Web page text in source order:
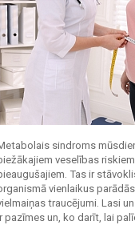
sindroms
veselības riskiem
Tas ir
vienlaikus
traucējumi. Lasi
pazīmes un, ko darīt, lai